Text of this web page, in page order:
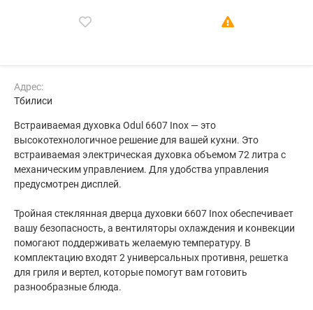
Адрес:
Тбилиси
Встраиваемая духовка Odul 6607 Inox — это
высокотехнологичное решение для вашей кухни. Это
встраиваемая электрическая духовка объемом 72 литра с
механическим управлением. Для удобства управления
предусмотрен дисплей.
Тройная стеклянная дверца духовки 6607 Inox обеспечивает
вашу безопасность, а вентиляторы охлаждения и конвекции
помогают поддерживать желаемую температуру. В
комплектацию входят 2 универсальных противня, решетка
для гриля и вертел, которые помогут вам готовить
разнообразные блюда.